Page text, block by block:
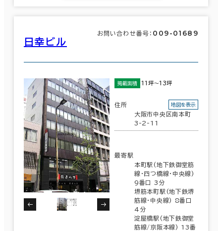
日幸ビル
お問い合わせ番号： 009-01689
掲載面積 11坪～13坪
住所
大阪市中央区南本町
3-2-11
地図を表示
最寄駅
本町駅(地下鉄御堂筋
線･四つ橋線･中央線)
9番口 3分
堺筋本町駅(地下鉄堺
筋線･中央線) 8番口
4分
淀屋橋駅(地下鉄御堂
筋線/京阪本線) 13番